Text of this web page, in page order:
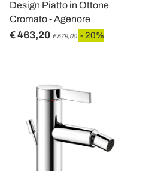
Design Piatto in Ottone
Cromato - Agenore
€ 463,20 € 579,00 - 20%